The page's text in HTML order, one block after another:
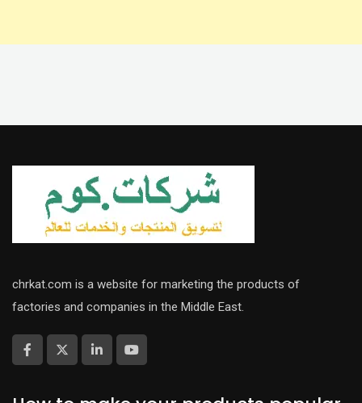
chrkat.com is a website for marketing the products of
factories and companies in the Middle East.